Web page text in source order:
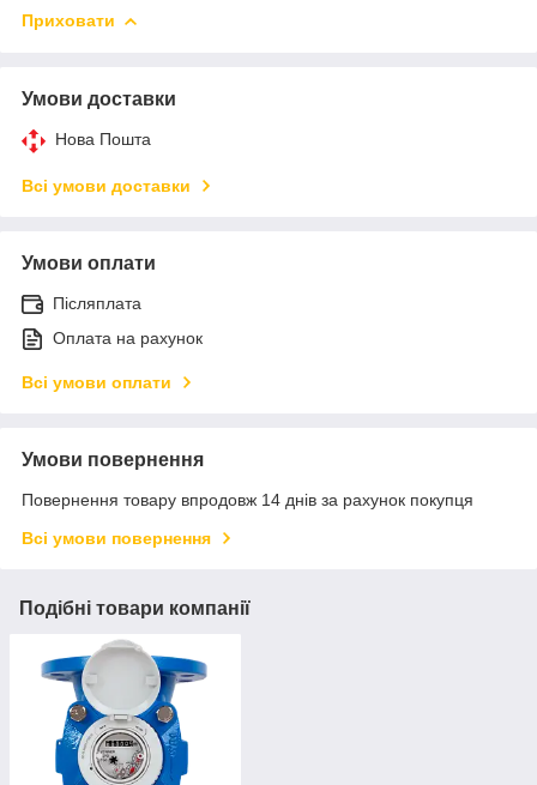
Приховати
Умови доставки
Нова Пошта
Всі умови доставки
Умови оплати
Післяплата
Оплата на рахунок
Всі умови оплати
Умови повернення
Повернення товару впродовж 14 днів за рахунок покупця
Всі умови повернення
Подібні товари компанії